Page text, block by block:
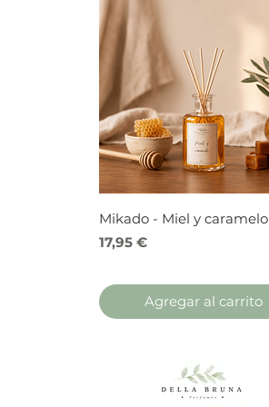
Mikado - Miel y caramelo
Precio
17,95 €
Agregar al carrito